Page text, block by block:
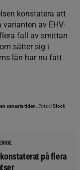
konstatera att
av EHV-
fall av smittan
sätter sig i
län har nu fått
senaste tiden. Foto: iStock
på flera